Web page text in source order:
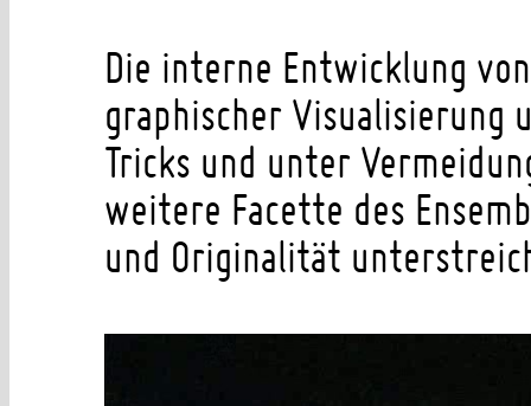
Die interne Entwicklung
graphischer Visualisierung
Tricks und unter
weitere Facette des
und Originalität